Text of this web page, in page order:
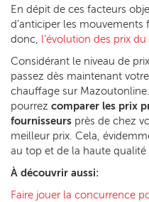
En dépit de ces facteurs
d’anticiper les
donc, l’évolution des prix
Considérant le niveau de
passez dès maintenant
chauffage sur
pourrez comparer les prix
fournisseurs près de chez
meilleur prix. Cela,
au top et de la haute
À découvrir aussi:
Faire jouer la concurrence